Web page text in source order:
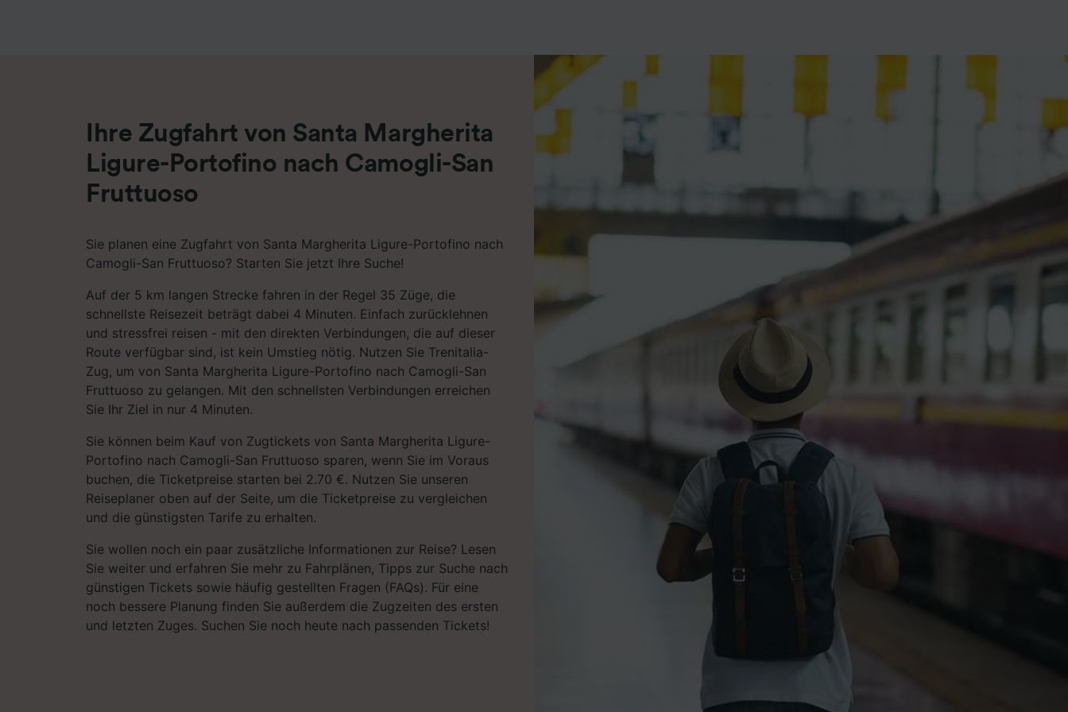
Ihre Zugfahrt von Santa Margherita
Ligure-Portofino nach Camogli-San
Fruttuoso
Sie planen eine Zugfahrt von Santa Margherita Ligure-Portofino nach
Camogli-San Fruttuoso? Starten Sie jetzt Ihre Suche!
Auf der 5 km langen Strecke fahren in der Regel 35 Züge, die
schnellste Reisezeit beträgt dabei 4 Minuten. Einfach zurücklehnen
und stressfrei reisen - mit den direkten Verbindungen, die auf dieser
Route verfügbar sind, ist kein Umstieg nötig. Nutzen Sie Trenitalia-
Zug, um von Santa Margherita Ligure-Portofino nach Camogli-San
Fruttuoso zu gelangen. Mit den schnellsten Verbindungen erreichen
Sie Ihr Ziel in nur 4 Minuten.
Sie können beim Kauf von Zugtickets von Santa Margherita Ligure-
Portofino nach Camogli-San Fruttuoso sparen, wenn Sie im Voraus
buchen, die Ticketpreise starten bei 2.70 €. Nutzen Sie unseren
Reiseplaner oben auf der Seite, um die Ticketpreise zu vergleichen
und die günstigsten Tarife zu erhalten.
Sie wollen noch ein paar zusätzliche Informationen zur Reise? Lesen
Sie weiter und erfahren Sie mehr zu Fahrplänen, Tipps zur Suche nach
günstigen Tickets sowie häufig gestellten Fragen (FAQs). Für eine
noch bessere Planung finden Sie außerdem die Zugzeiten des ersten
und letzten Zuges. Suchen Sie noch heute nach passenden Tickets!